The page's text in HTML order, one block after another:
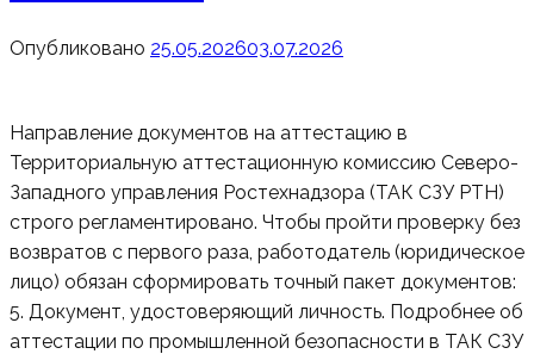
Опубликовано 25.05.202603.07.2026
Направление документов на аттестацию в
Территориальную аттестационную комиссию Северо-
Западного управления Ростехнадзора (ТАК СЗУ РТН)
строго регламентировано. Чтобы пройти проверку без
возвратов с первого раза, работодатель (юридическое
лицо) обязан сформировать точный пакет документов:
5. Документ, удостоверяющий личность. Подробнее об
аттестации по промышленной безопасности в ТАК СЗУ